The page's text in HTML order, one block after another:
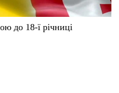
до 18-ї річниці